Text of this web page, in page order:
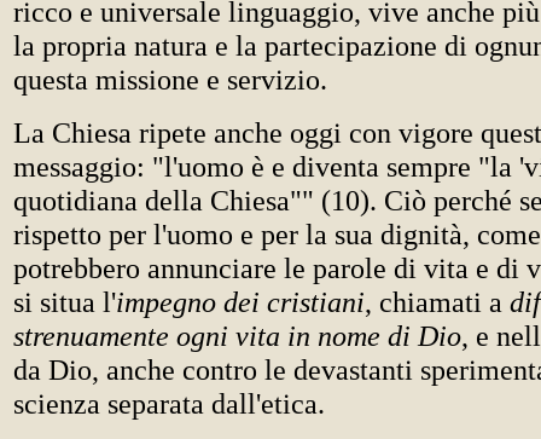
ricco e universale linguaggio, vive anche
la propria natura e la partecipazione di
questa missione e servizio.
La Chiesa ripete anche oggi con vigore
messaggio: "l'uomo è e diventa sempre "la
quotidiana della Chiesa"" (10). Ciò perché
rispetto per l'uomo e per la sua dignità,
potrebbero annunciare le parole di vita e di
si situa l'impegno dei cristiani, chiamati a
strenuamente ogni vita in nome di Dio, e
da Dio, anche contro le devastanti
scienza separata dall'etica.